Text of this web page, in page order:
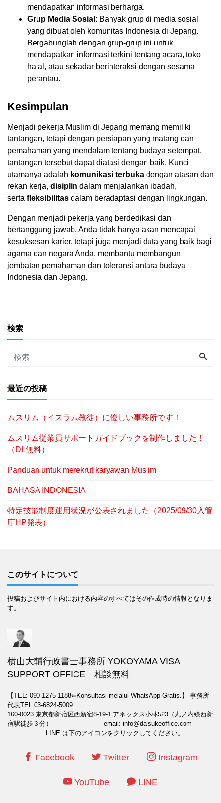
mendapatkan informasi berharga.
Grup Media Sosial : Banyak grup di media sosial
yang dibuat oleh komunitas Indonesia di Jepang.
Bergabunglah dengan grup-grup ini untuk
mendapatkan informasi terkini tentang acara, toko
halal, atau sekadar berinteraksi dengan sesama
perantau.
Kesimpulan
Menjadi pekerja Muslim di Jepang memang memiliki
tantangan, tetapi dengan persiapan yang matang dan
pemahaman yang mendalam tentang budaya setempat,
tantangan tersebut dapat diatasi dengan baik. Kunci
utamanya adalah komunikasi terbuka dengan atasan dan
rekan kerja, disiplin dalam menjalankan ibadah,
serta fleksibilitas dalam beradaptasi dengan lingkungan.
Dengan menjadi pekerja yang berdedikasi dan
bertanggung jawab, Anda tidak hanya akan mencapai
kesuksesan karier, tetapi juga menjadi duta yang baik bagi
agama dan negara Anda, membantu membangun
jembatan pemahaman dan toleransi antara budaya
Indonesia dan Jepang.
検索
最近の投稿
ムスリム（イスラム教徒）に優しい事務所です！
ムスリム従業員サポートガイドブックを制作しました！
（DL無料）
Panduan untuk merekrut karyawan Muslim
BAHASA INDONESIA
特定技能制度運用状況が公表されました（2025/09/30入管
庁HP発表）
このサイトについて
投稿およびサイト内における内容のすべてはその作成時の情報となりま
す。
横山大輔行政書士事務所 YOKOYAMA VISA
SUPPORT OFFICE 相談無料
【TEL: 090-1275-1188⇐Konsultasi melalui WhatsApp Gratis.】 事務所
代表TEL:03-6824-5009
160-0023 東京都新宿区西新宿8-19-1 アネックス小林523（丸ノ内線西新
宿駅徒歩３分） email: info@daisukeoffice.com
LINE は下のアイコンをクリックしてください。
Facebook Twitter Instagram
YouTube LINE